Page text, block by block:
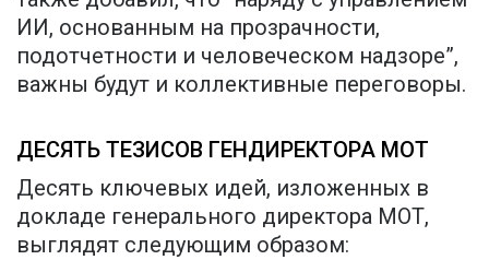
ИИ, основанным на прозрачности,
подотчетности и человеческом надзоре”,
важны будут и коллективные переговоры.
ДЕСЯТЬ ТЕЗИСОВ ГЕНДИРЕКТОРА МОТ
Десять ключевых идей, изложенных в
докладе генерального директора МОТ,
выглядят следующим образом: